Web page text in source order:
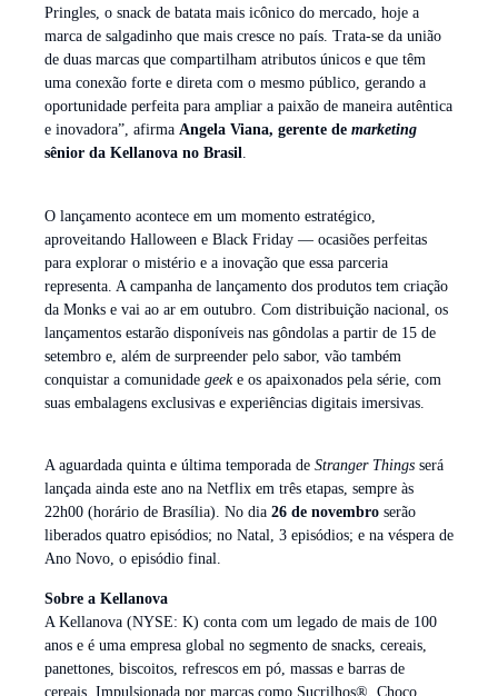
Pringles, o snack de batata mais icônico do mercado, hoje a
marca de salgadinho que mais cresce no país. Trata-se da união
de duas marcas que compartilham atributos únicos e que têm
uma conexão forte e direta com o mesmo público, gerando a
oportunidade perfeita para ampliar a paixão de maneira autêntica
e inovadora”, afirma Angela Viana, gerente de marketing
sênior da Kellanova no Brasil.
O lançamento acontece em um momento estratégico,
aproveitando Halloween e Black Friday — ocasiões perfeitas
para explorar o mistério e a inovação que essa parceria
representa. A campanha de lançamento dos produtos tem criação
da Monks e vai ao ar em outubro. Com distribuição nacional, os
lançamentos estarão disponíveis nas gôndolas a partir de 15 de
setembro e, além de surpreender pelo sabor, vão também
conquistar a comunidade geek e os apaixonados pela série, com
suas embalagens exclusivas e experiências digitais imersivas.
A aguardada quinta e última temporada de Stranger Things será
lançada ainda este ano na Netflix em três etapas, sempre às
22h00 (horário de Brasília). No dia 26 de novembro serão
liberados quatro episódios; no Natal, 3 episódios; e na véspera de
Ano Novo, o episódio final.
Sobre a Kellanova
A Kellanova (NYSE: K) conta com um legado de mais de 100
anos e é uma empresa global no segmento de snacks, cereais,
panettones, biscoitos, refrescos em pó, massas e barras de
cereais. Impulsionada por marcas como Sucrilhos®, Choco